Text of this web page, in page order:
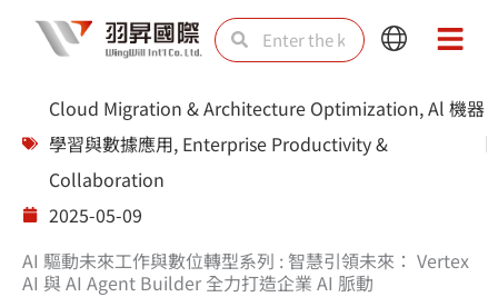
SearchSearch
Main
Main
Cloud Migration & Architecture Optimization,Al 機器
學習與數據應用, Enterprise Productivity &
Collaboration
2025-05-09
AI 驅動未來工作與數位轉型系列 : 智慧引領未來： Vertex
AI 與 AI Agent Builder 全力打造企業 AI 脈動